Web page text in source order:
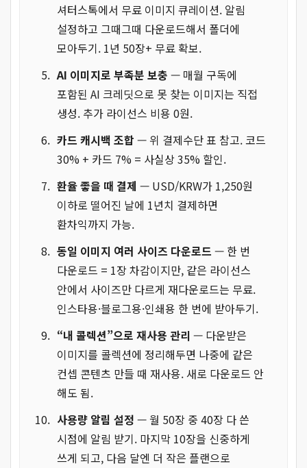
셔터스톡에서 무료 이미지 큐레이션. 알림
설정하고 그때그때 다운로드해서 폴더에
모아두기. 1년 50장+ 무료 확보.
AI 이미지로 부족분 보충 — 매월 구독에
포함된 AI 크레딧으로 못 찾는 이미지는 직접
생성. 추가 라이선스 비용 0원.
카드 캐시백 조합 — 위 결제수단 표 참고. 코드
30% + 카드 7% = 사실상 35% 할인.
환율 좋을 때 결제 — USD/KRW가 1,250원
이하로 떨어진 날에 1년치 결제하면
환차익까지 가능.
동일 이미지 여러 사이즈 다운로드 — 한 번
다운로드 = 1장 차감이지만, 같은 라이선스
안에서 사이즈만 다르게 재다운로드는 무료.
인스타용·블로그용·인쇄용 한 번에 받아두기.
“내 콜렉션”으로 재사용 관리 — 다운받은
이미지를 콜렉션에 정리해두면 나중에 같은
컨셉 콘텐츠 만들 때 재사용. 새로 다운로드 안
해도 됨.
사용량 알림 설정 — 월 50장 중 40장 다 쓴
시점에 알림 받기. 마지막 10장을 신중하게
쓰게 되고, 다음 달엔 더 작은 플랜으로